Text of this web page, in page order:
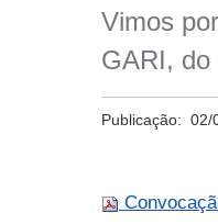
Vimos
GARI, do
Publicação: 02/